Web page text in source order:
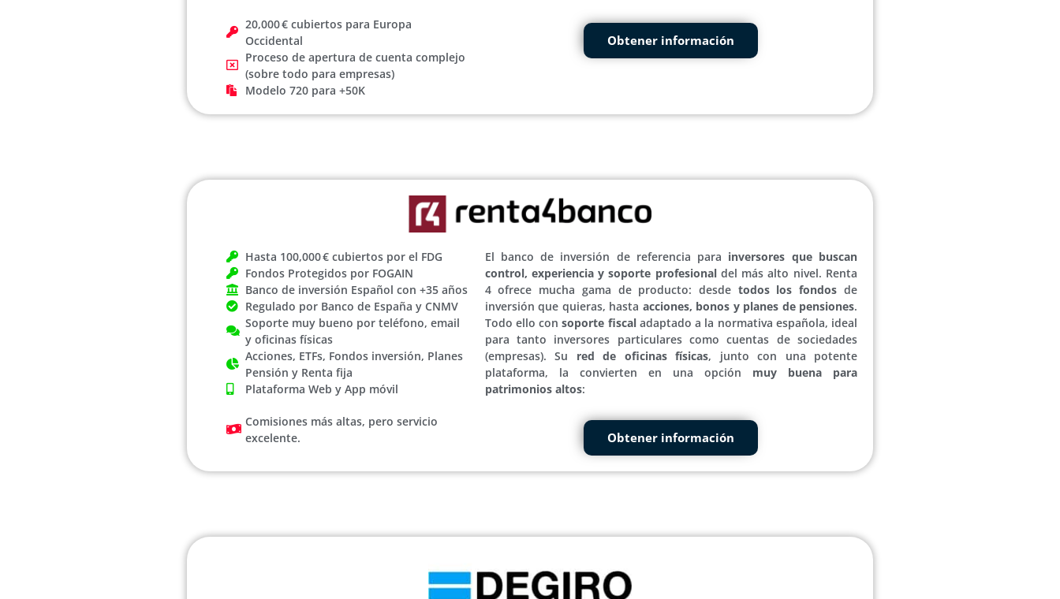
20,000 € cubiertos para Europa
Occidental
Proceso de apertura de cuenta complejo
(sobre todo para empresas)
Modelo 720 para +50K
Obtener información
Hasta 100,000 € cubiertos por el FDG
Fondos Protegidos por FOGAIN
Banco de inversión Español con +35 años
Regulado por Banco de España y CNMV
Soporte muy bueno por teléfono, email
y oficinas físicas
Acciones, ETFs, Fondos inversión, Planes
Pensión y Renta fija
Plataforma Web y App móvil
Comisiones más altas, pero servicio
excelente.
El banco de inversión de referencia para inversores que buscan
control, experiencia y soporte profesionaldel más alto nivel. Renta
4 ofrece mucha gama de producto: desde todos los fondos de
inversión que quieras, hasta acciones, bonos y planes de pensiones.
Todo ello con soporte fiscaladaptado a la normativa española, ideal
para tanto inversores particulares como cuentas de sociedades
(empresas). Su red de oficinas físicas, junto con una potente
plataforma, la convierten en una opción muy buena para
patrimonios altos:
Obtener información